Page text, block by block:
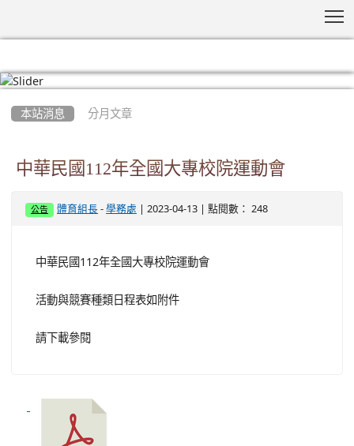
本站消息 分月文章
中華民國112年全國大專校院運動會
公告 體育組長 -學務處 | 2023-04-13 | 點閱數： 248
中華民國112年全國大專校院運動會
活動與競賽種類日程表如附件
請下載參閱